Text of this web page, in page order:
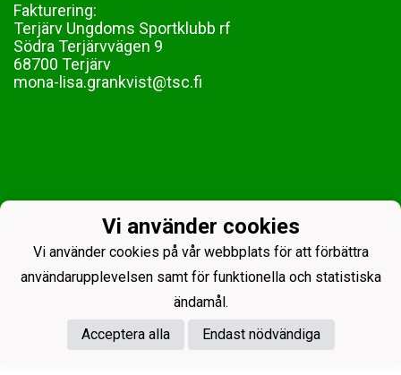
Fakturering:
Terjärv Ungdoms Sportklubb rf
Södra Terjärvvägen 9
68700 Terjärv
mona-lisa.grankvist@tsc.fi
Powered by
Vi använder cookies
Vi använder cookies på vår webbplats för att förbättra
användarupplevelsen samt för funktionella och statistiska
ändamål.
Acceptera alla
Endast nödvändiga